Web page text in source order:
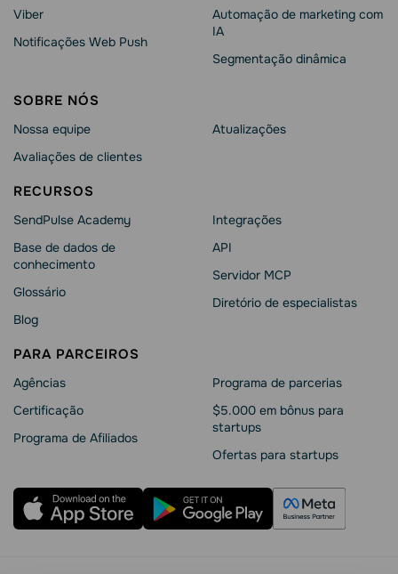
Viber
Notificações Web Push
Automação de marketing com
IA
Segmentação dinâmica
SOBRE NÓS
Nossa equipe
Avaliações de clientes
Atualizações
RECURSOS
SendPulse Academy
Base de dados de
conhecimento
Glossário
Blog
Integrações
API
Servidor MCP
Diretório de especialistas
PARA PARCEIROS
Agências
Сertificação
Programa de Afiliados
Programa de parcerias
$5.000 em bônus para
startups
Ofertas para startups